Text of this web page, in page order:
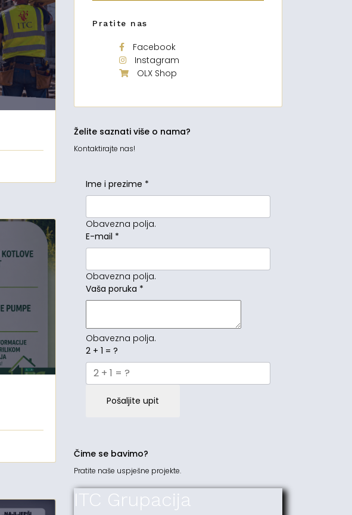
Pratite nas
Facebook
Instagram
OLX Shop
Želite saznati više o nama?
Kontaktirajte nas!
Ime i prezime *
Obavezna polja.
E-mail *
Obavezna polja.
Vaša poruka *
Obavezna polja.
2 + 1 = ?
Pošaljite upit
Čime se bavimo?
Pratite naše uspješne projekte.
ITC Grupacija